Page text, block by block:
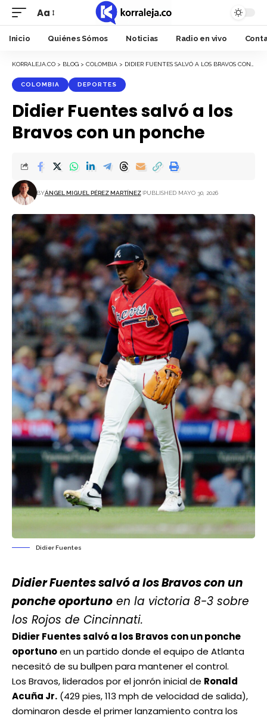
Font
Resizer
Aa
Inicio Quiénes Sómos Noticias Radio en vivo
KORRALEJA.CO > BLOG > COLOMBIA > DIDIER FUENTES SALVÓ A LOS BRAVOS CON UN PONCHE
COLOMBIA DEPORTES
Didier Fuentes salvó a los
Bravos con un ponche
BYÁNGEL MIGUEL PÉREZ MARTÍNEZ PUBLISHED MAYO 30, 2026
Didier Fuentes
Didier Fuentes salvó a los Bravos con un
ponche oportuno en la victoria 8-3 sobre
los Rojos de Cincinnati.
Didier Fuentes salvó a los Bravos con un ponche
oportunoen un partido donde el equipo de Atlanta
necesitó de su bullpen para mantener el control.
Los Bravos, liderados por el jonrón inicial de Ronald
Acuña Jr. (429 pies, 113 mph de velocidad de salida),
dominaron desde el primer lanzamiento contra los